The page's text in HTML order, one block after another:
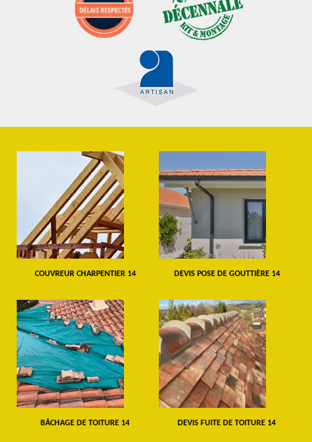
COUVREUR CHARPENTIER 14 DEVIS POSE DE GOUTTIÈRE 14
BÂCHAGE DE TOITURE 14 DEVIS FUITE DE TOITURE 14